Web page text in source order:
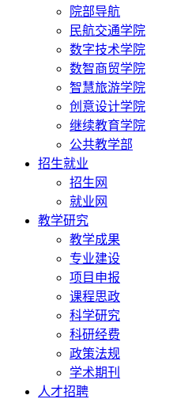
院部导航
民航交通学院
数字技术学院
数智商贸学院
智慧旅游学院
创意设计学院
继续教育学院
公共教学部
招生就业
招生网
就业网
教学研究
教学成果
专业建设
项目申报
课程思政
科学研究
科研经费
政策法规
学术期刊
人才招聘